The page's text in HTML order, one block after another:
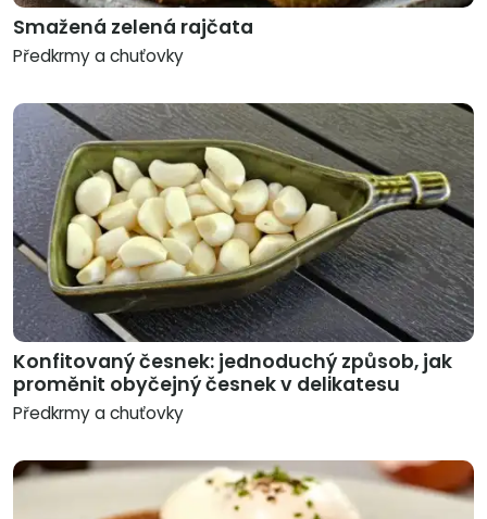
Smažená zelená rajčata
Předkrmy a chuťovky
Konfitovaný česnek: jednoduchý způsob, jak
proměnit obyčejný česnek v delikatesu
Předkrmy a chuťovky